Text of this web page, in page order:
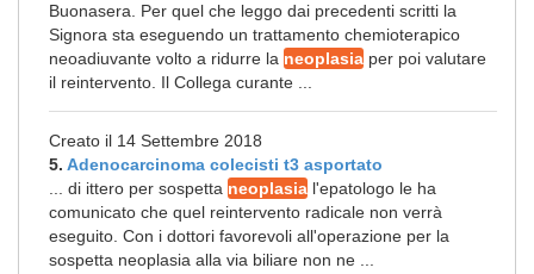
Buonasera. Per quel che leggo dai precedenti scritti la
Signora sta eseguendo un trattamento chemioterapico
neoadiuvante volto a ridurre la neoplasia per poi valutare
il reintervento. Il Collega curante ...
Creato il 14 Settembre 2018
5. Adenocarcinoma colecisti t3 asportato
... di ittero per sospetta neoplasia l'epatologo le ha
comunicato che quel reintervento radicale non verrà
eseguito. Con i dottori favorevoli all'operazione per la
sospetta neoplasia alla via biliare non ne ...